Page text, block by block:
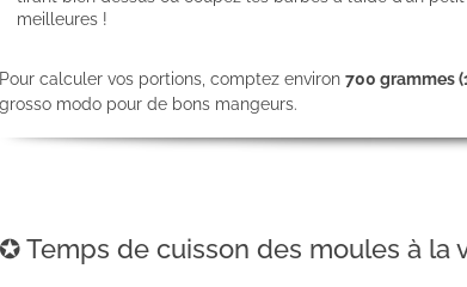
meilleures !
Pour calculer vos portions, comptez environ 700 grammes
grosso modo pour de bons mangeurs.
✪ Temps de cuisson des moules à la